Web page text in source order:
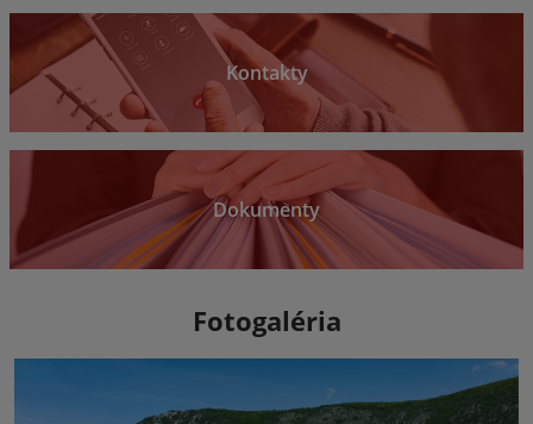
Kontakty
Dokumenty
Fotogaléria